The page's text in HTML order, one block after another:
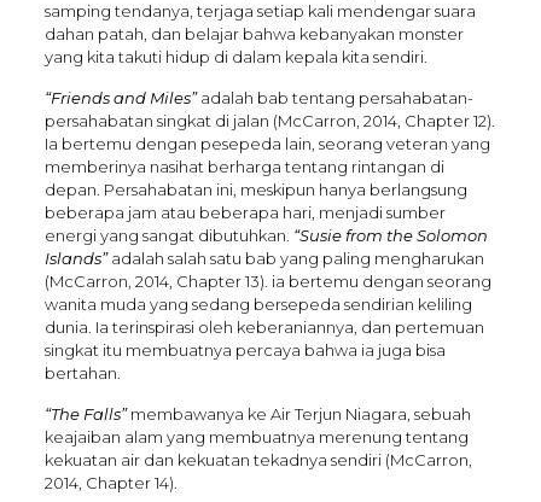
samping tendanya, terjaga setiap kali mendengar suara
dahan patah, dan belajar bahwa kebanyakan monster
yang kita takuti hidup di dalam kepala kita sendiri.
“Friends and Miles”adalah bab tentang persahabatan-
persahabatan singkat di jalan (McCarron, 2014, Chapter 12).
Ia bertemu dengan pesepeda lain, seorang veteran yang
memberinya nasihat berharga tentang rintangan di
depan. Persahabatan ini, meskipun hanya berlangsung
beberapa jam atau beberapa hari, menjadi sumber
energi yang sangat dibutuhkan. “Susie from the Solomon
Islands”adalah salah satu bab yang paling mengharukan
(McCarron, 2014, Chapter 13). ia bertemu dengan seorang
wanita muda yang sedang bersepeda sendirian keliling
dunia. Ia terinspirasi oleh keberaniannya, dan pertemuan
singkat itu membuatnya percaya bahwa ia juga bisa
bertahan.
“The Falls”membawanya ke Air Terjun Niagara, sebuah
keajaiban alam yang membuatnya merenung tentang
kekuatan air dan kekuatan tekadnya sendiri (McCarron,
2014, Chapter 14).